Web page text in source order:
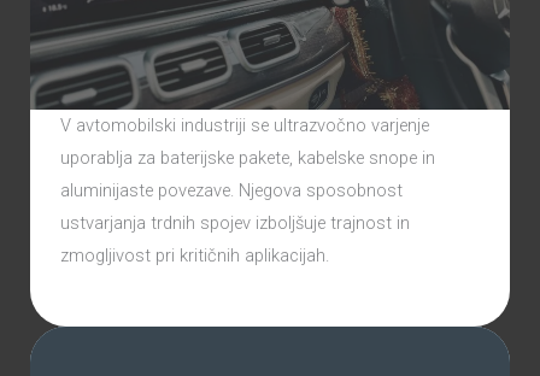
V avtomobilski industriji se ultrazvočno varjenje
uporablja za baterijske pakete, kabelske snope in
aluminijaste povezave. Njegova sposobnost
ustvarjanja trdnih spojev izboljšuje trajnost in
zmogljivost pri kritičnih aplikacijah.